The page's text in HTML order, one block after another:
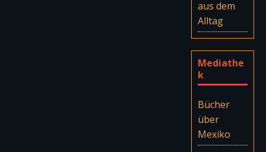
aus dem
Alltag
Mediathe
k
Bücher
über
Mexiko